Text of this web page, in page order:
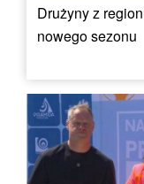
Drużyny z
nowego sezonu